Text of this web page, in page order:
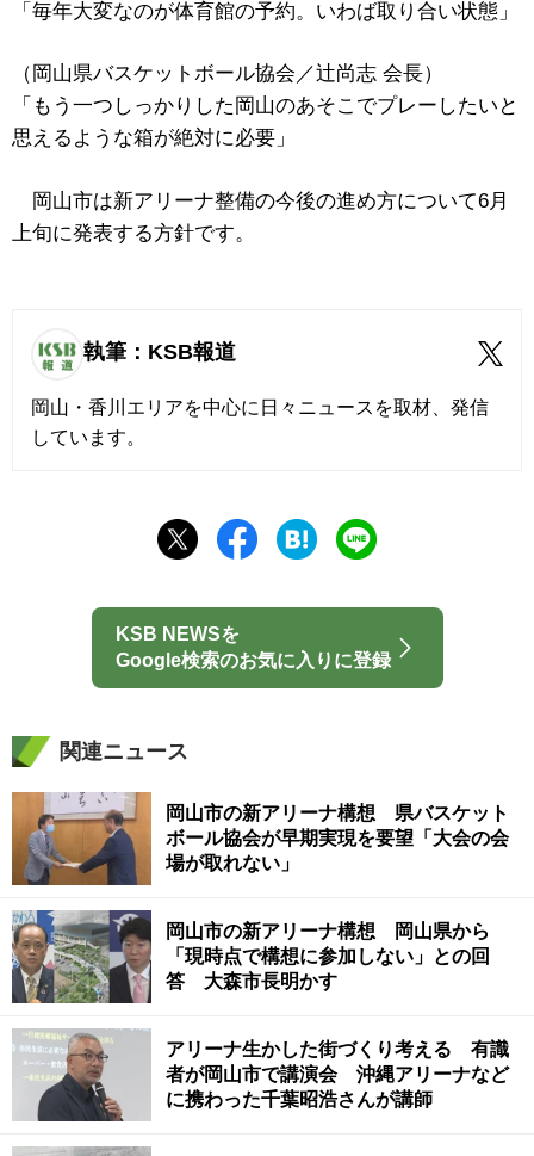
「毎年大変なのが体育館の予約。いわば取り合い状態」
（岡山県バスケットボール協会／辻尚志 会長）
「もう一つしっかりした岡山のあそこでプレーしたいと
思えるような箱が絶対に必要」
岡山市は新アリーナ整備の今後の進め方について6月
上旬に発表する方針です。
執筆：KSB報道
岡山・香川エリアを中心に日々ニュースを取材、発信
しています。
KSB NEWSを
Google検索のお気に入りに登録
関連ニュース
岡山市の新アリーナ構想 県バスケット
ボール協会が早期実現を要望「大会の会
場が取れない」
岡山市の新アリーナ構想 岡山県から
「現時点で構想に参加しない」との回
答 大森市長明かす
アリーナ生かした街づくり考える 有識
者が岡山市で講演会 沖縄アリーナなど
に携わった千葉昭浩さんが講師